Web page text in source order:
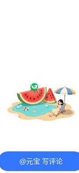
@元宝 写评论